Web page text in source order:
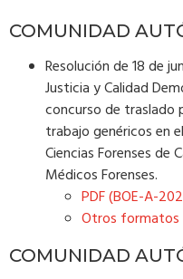
COMUNIDAD
Resolución de 18 de
Justicia y Calidad
concurso de traslado
trabajo genéricos en
Ciencias Forenses de
Médicos Forenses.
PDF (BOE-A-
Otros formatos
COMUNIDAD